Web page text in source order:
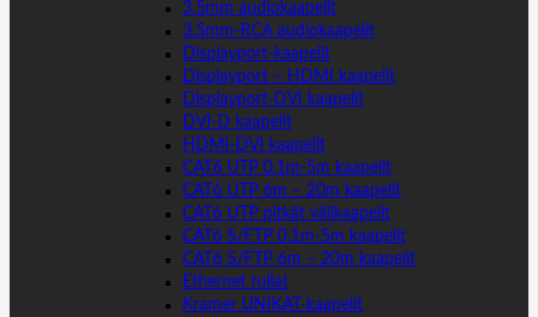
3.5mm audiokaapelit
3.5mm-RCA audiokaapelit
Displayport-kaapelit
Displayport – HDMI kaapelit
Displayport-DVI kaapelit
DVI-D kaapelit
HDMI-DVI kaapelit
CAT6 UTP 0.1m-5m kaapelit
CAT6 UTP 6m – 20m kaapelit
CAT6 UTP pitkät välikaapelit
CAT6 S/FTP 0.1m-5m kaapelit
CAT6 S/FTP 6m – 20m kaapelit
Ethernet rullat
Kramer UNIKAT-kaapelit